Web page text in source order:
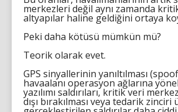
merkezleri değil aynı zamanda
altyapılar haline geldiğini ortaya
Peki daha kötüsü mümkün mü?
Teorik olarak evet.
GPS sinyallerinin yanıltılması
havaalanı operasyon ağlarına
yazılımı saldırıları, kritik veri
dışı bırakılması veya tedarik